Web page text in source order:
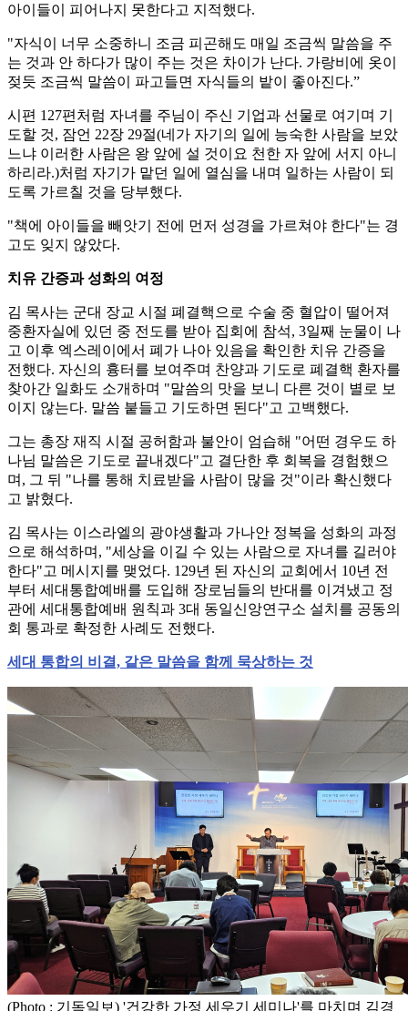
아이들이 피어나지 못한다고 지적했다.
"자식이 너무 소중하니 조금 피곤해도 매일 조금씩 말씀을 주
는 것과 안 하다가 많이 주는 것은 차이가 난다. 가랑비에 옷이
젖듯 조금씩 말씀이 파고들면 자식들의 밭이 좋아진다.”
시편 127편처럼 자녀를 주님이 주신 기업과 선물로 여기며 기
도할 것, 잠언 22장 29절(네가 자기의 일에 능숙한 사람을 보았
느냐 이러한 사람은 왕 앞에 설 것이요 천한 자 앞에 서지 아니
하리라.)처럼 자기가 맡던 일에 열심을 내며 일하는 사람이 되
도록 가르칠 것을 당부했다.
"책에 아이들을 빼앗기 전에 먼저 성경을 가르쳐야 한다"는 경
고도 잊지 않았다.
치유 간증과 성화의 여정
김 목사는 군대 장교 시절 폐결핵으로 수술 중 혈압이 떨어져
중환자실에 있던 중 전도를 받아 집회에 참석, 3일째 눈물이 나
고 이후 엑스레이에서 폐가 나아 있음을 확인한 치유 간증을
전했다. 자신의 흉터를 보여주며 찬양과 기도로 폐결핵 환자를
찾아간 일화도 소개하며 "말씀의 맛을 보니 다른 것이 별로 보
이지 않는다. 말씀 붙들고 기도하면 된다"고 고백했다.
그는 총장 재직 시절 공허함과 불안이 엄습해 "어떤 경우도 하
나님 말씀은 기도로 끝내겠다"고 결단한 후 회복을 경험했으
며, 그 뒤 "나를 통해 치료받을 사람이 많을 것"이라 확신했다
고 밝혔다.
김 목사는 이스라엘의 광야생활과 가나안 정복을 성화의 과정
으로 해석하며, "세상을 이길 수 있는 사람으로 자녀를 길러야
한다"고 메시지를 맺었다. 129년 된 자신의 교회에서 10년 전
부터 세대통합예배를 도입해 장로님들의 반대를 이겨냈고 정
관에 세대통합예배 원칙과 3대 동일신앙연구소 설치를 공동의
회 통과로 확정한 사례도 전했다.
세대 통합의 비결, 같은 말씀을 함께 묵상하는 것
(Photo : 기독일보) '건강한 가정 세우기 세미나'를 마치며 김경